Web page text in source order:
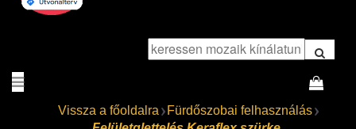
Vissza a főoldalra
Fürdőszobai felhasználás